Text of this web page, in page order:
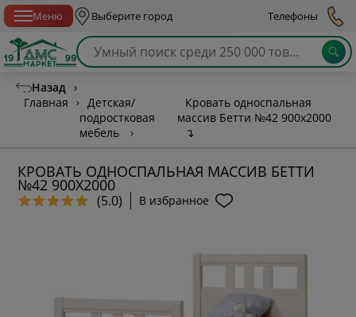
Меню Выберите город Телефоны
Назад ›
Главная
›
Детская/
подростковая
мебель
›
Кровать односпальная
массив Бетти №42 900х2000
↴
КРОВАТЬ ОДНОСПАЛЬНАЯ МАССИВ БЕТТИ
№42 900Х2000
(5.0) В избранное